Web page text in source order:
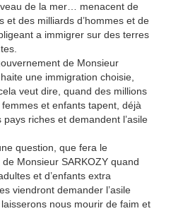
de la mer… menacent de
et des milliards d’hommes et de
a immigrer sur des terres
de Monsieur
une immigration choisie,
veut dire, quand des millions
et enfants tapent, déjà
riches et demandent l’asile
question, que fera le
Monsieur SARKOZY quand
et d’enfants extra
viendront demander l’asile
nous mourir de faim et